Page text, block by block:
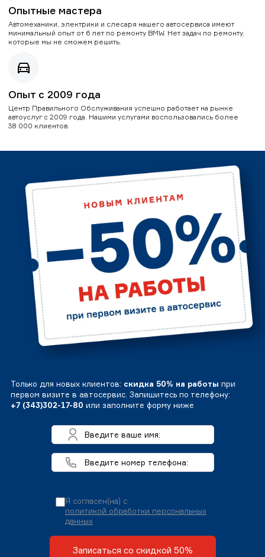
Опытные мастера
Автомеханики, электрики и слесаря нашего автосервиса имеют
минимальный опыт от 6 лет по ремонту BMW. Нет задач по ремонту,
которые мы не сможем решить.
Опыт с 2009 года
Центр Правильного Обслуживания успешно работает на рынке
автоуслуг с 2009 года. Нашими услугами воспользовались более
38 000 клиентов.
Только для новых клиентов: скидка 50% на работы при
первом визите в автосервис. Запишитесь по телефону:
+7 (343)302-17-80 или заполните форму ниже
Я согласен(на) с
политикой обработки персональных
данных
Записаться со скидкой 50%